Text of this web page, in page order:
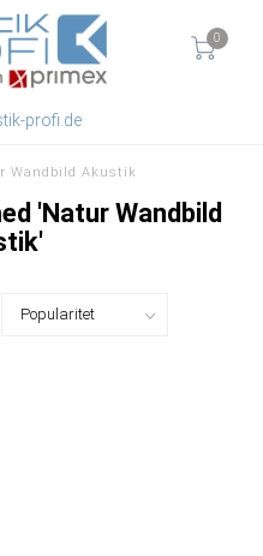
0
profi.de
Wandbild Akustik
'Natur Wandbild